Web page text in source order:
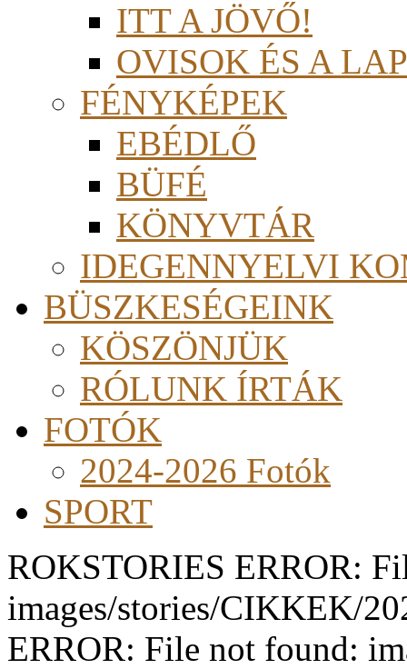
ITT A JÖVŐ!
OVISOK ÉS A
FÉNYKÉPEK
EBÉDLŐ
BÜFÉ
KÖNYVTÁR
IDEGENNYELVI
BÜSZKESÉGEINK
KÖSZÖNJÜK
RÓLUNK ÍRTÁK
FOTÓK
2024-2026 Fotók
SPORT
ROKSTORIES ERROR:
images/stories/CIKKEK/
ERROR: File not found: